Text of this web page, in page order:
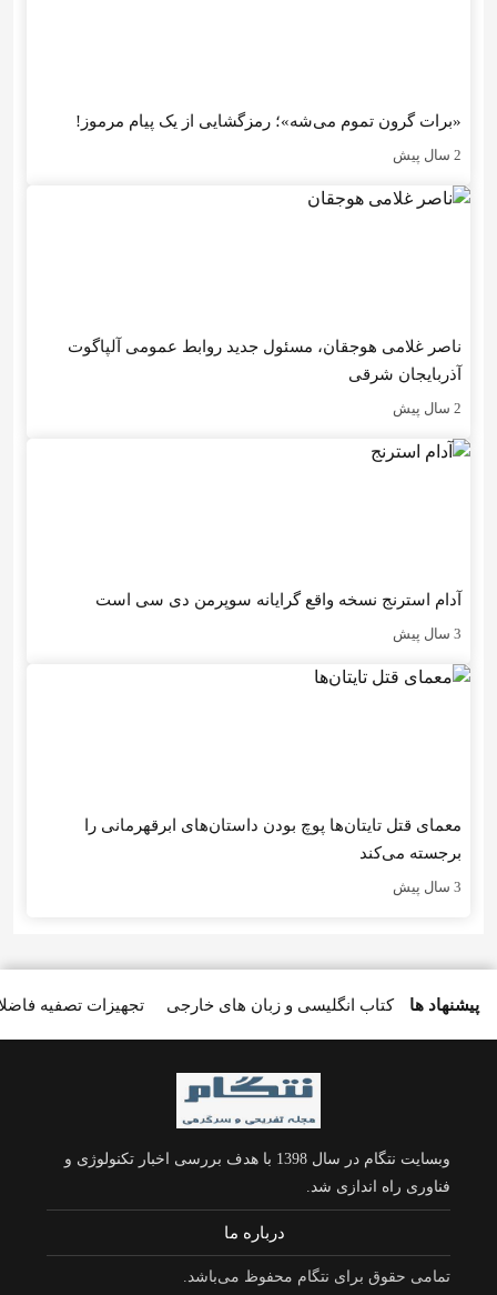
«برات گرون تموم می‌شه»؛ رمزگشایی از یک پیام مرموز!
2 سال پیش
ناصر غلامی هوجقان، مسئول جدید روابط عمومی آلپاگوت
آذربایجان شرقی
2 سال پیش
آدام استرنج نسخه واقع گرایانه سوپرمن دی سی است
3 سال پیش
معمای قتل تایتان‌ها پوچ بودن داستان‌های ابرقهرمانی را
برجسته می‌کند
3 سال پیش
پیشنهاد ها تجهیزات تصفیه کتاب انگلیسی و زبان های خارجی
وبسایت نتگام در سال 1398 با هدف بررسی اخبار تکنولوژی و
فناوری راه اندازی شد.
درباره ما
تمامی حقوق برای نتگام محفوظ می‌باشد.